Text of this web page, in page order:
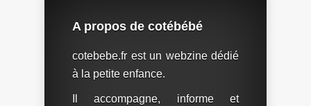
A propos de cotébébé
cotebebe.fr est un webzine dédié
à la petite enfance.
Il accompagne, informe et